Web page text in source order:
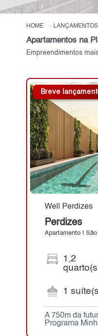
HOME LANÇAMENTOS
Apartamentos na
Empreendimentos
Breve
Well Perdizes
Perdizes
Apartamento |
1,2
1
A 750m da
Programa